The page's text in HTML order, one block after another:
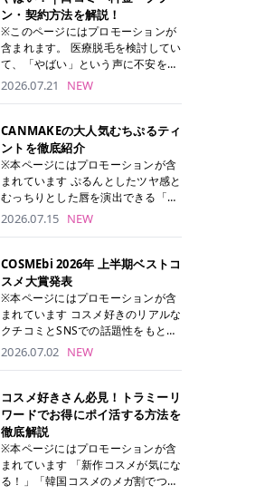
愛用されています。 トナーパッドの
特徴 トナーパッドと拭き取り化粧水
の違い 「トナーパッド」と「拭き取
り化粧水」はどちらも洗顔後に使用
するスキンケアアイテムですが、使
い方や特徴に違いがあります。 トナ
ーパッドは、化粧水があらかじめパ
ッドに含まれているため、コットン
を用意する手間がなく、忙しい朝で
もサッと使えるのが魅力です。 ま
た、保湿成分を豊富に配合した商品
が多く、拭き取り後にそのまま部分
用パックとして使えるトナーパッド
も増えています。 一方、拭き取り化
粧水は液体タイプのため、コットン
整しやすく、お気に入りの化粧水を
使いたい方やコストを抑えて続けた
い方にもおすすめです。 トナーパッ
ドのメリット トナーパッドは、角質
ケア・保湿ケア・部分用パックまで
1枚で行える便利なスキンケアアイ
テムです。 ここでは、トナーパッド
す。 古い角質や皮脂汚れをやさしく
オフ トナーパッドを使用すること
で、洗顔だけでは落としきれない古
い角質や余分な皮脂汚れをやさしく
拭き取り、なめらかな肌へ整えま
す。 保湿ケアまで1枚でできる 保湿
から、東京で特に通いやすいフレイ
アクリニック・レジーナクリニッ
ク・エミナルクリニック・リゼクリ
ニックの4院について、分かりやす
リニックを見つけて、面倒な自己処
理から卒業しちゃいましょう♪ クリ
ニック 全身＋VIO 全身＋VIO＋顔 特
徴 脱毛器 詳細 フレイアクリニック
52,800円(税込)/5回 94,600円(税
込)/5回 肌への負担に配慮しなが
ら、コストパフォーマンスも重視し
たい方に！ メディオスターモノリス
メディオスターNeXT PRO 公式サイ
ト> レジーナクリニック 52,800円
(税込)/5回 99,000円(税込)/5回 ジェ
ントルシリーズを選べるため、脱毛
機にこだわりたい方におすすめ！ ジ
ェントルマックスプロ ジェントルマ
ックスプロプラス ジェントルレーズ
プロ ソプラノチタニウム 公式サイ
ト> エミナルクリニック 49,500円
(税込)/6回 93,500円(税込)/6回 エミ
定！月々払いも安くて通いやすい ク
リスタルプロ 公式サイト> リゼクリ
ニック 109,800円(税込)/5回 144,80
0円(税込)/5回 毛質に合わせて脱毛
機を選択可能！有効期限も5年と長
くマイペースに通いやすい ラシャ
ン・契約方法を解説！
※このページにはプロモーションが
含まれます。 医療脱毛を検討してい
て、「やばい」という声に不安を抱
える方も多いのではないでしょう
体系をはじめ、学生や友人同士でお
得になる割引キャンペーン、無料カ
ウンセリングから施術までの具体的
なステップを分かりやすく解説しま
す。 これから手軽に全身医療脱毛を
後までチェックして、ご自身にぴっ
ください！ クリニック 全身＋VIO
全身＋VIO＋顔 特徴 脱毛器 詳細 フ
レイアクリニック 52,800円(税込)/5
回 94,600円(税込)/5回 肌への負担
に配慮しながら、コストパフォーマ
ンスも重視したい方に！ メディオス
ターモノリス メディオスターNeXT
PRO 公式サイト> レジーナクリニッ
ク 52,800円(税込)/5回 99,000円(税
込)/5回 ジェントルシリーズを選べ
るため、脱毛機にこだわりたい方に
おすすめ！ ジェントルマックスプロ
ジェントルマックスプロプラス ジェ
ントルレーズプロ ソプラノチタニウ
ム 公式サイト> エミナルクリニック
2026.07.21 NEW
CANMAKEの大人気むちぷるティ
ントを徹底紹介
※本ページにはプロモーションが含
まれています ぷるんとしたツヤ感と
むっちりとした唇を演出できる「C
ANMAKE（キャンメイク）むちぷる
湿ケアも叶えられることから、SNS
でも話題の人気リップです。 「自分
にはどのカラーが似合う？」「イエ
ベ・ブルベ別のおすすめは？」と気
になっている方も多いのではないで
とともにご紹介！それぞれの色味や
なメイクに合うのかまで詳しく解説
します✨ ※メイクアップ効果による
CANMAKE むちぷるティントとは？
CANMAKE むちぷるティントは、テ
ィント・プランパー・保湿ケアを1
本で叶えるリップです。 するすると
塗れるなめらかなテクスチャーで、
2026.07.15 NEW
COSMEbi 2026年 上半期ベストコ
スメ大賞発表
※本ページにはプロモーションが含
まれています コスメ好きのリアルな
クチコミとSNSでの話題性をもとに
選出された、COSMEbi 2026年上半
た名品たちを、カテゴリ別にご紹介
します。 本記事では、2025年11月
～2026年4月までの半年間におい
て、COSMEbi内でのクチコミとSN
Sでの話題性を元に選出されたコス
メやスキンケアなどの化粧品を「総
2026.07.02 NEW
コスメ好きさん必見！トラミーリ
ワードでお得にポイ活する方法を
徹底解説
※本ページにはプロモーションが含
まれています 「新作コスメが気にな
る！」「韓国コスメのメガ割でつい